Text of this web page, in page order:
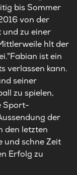
bis Sommer
von der
zu einer
hlt der
ist ein
verlassen kann.
seiner
zu spielen,
Sport-
der
den letzten
und schne Zeit
Erfolg zu